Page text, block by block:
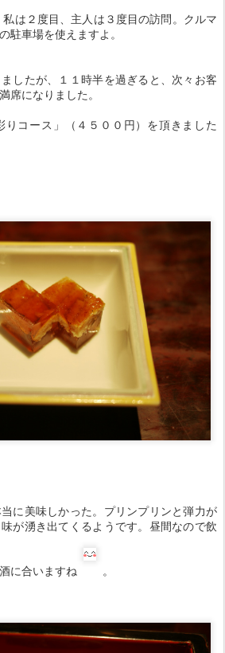
私は２度目、主人は３度目の訪問。クルマ
駐車場を使えますよ。
したが、１１時半を過ぎると、次々お客
席になりました。
りコース」（４５００円）を頂きました
に美味しかった。プリンプリンと弾力が
が湧き出てくるようです。昼間なので飲
に合いますね 。